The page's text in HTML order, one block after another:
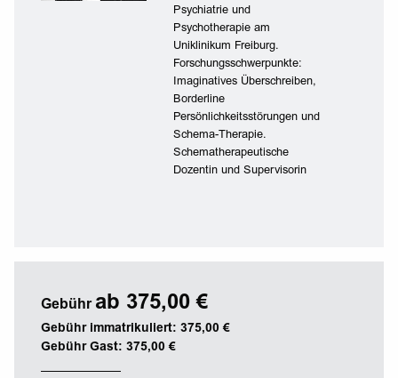
Psychiatrie und
Psychotherapie am
Uniklinikum Freiburg.
Forschungsschwerpunkte:
Imaginatives Überschreiben,
Borderline
Persönlichkeitsstörungen und
Schema-Therapie.
Schematherapeutische
Dozentin und Supervisorin
Gebühr ab 375,00 €
Gebühr immatrikuliert: 375,00 €
Gebühr Gast: 375,00 €